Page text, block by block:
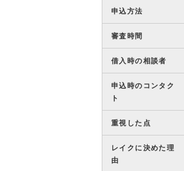
申込方法
審査時間
借入時の相談者
申込時のコンタク
ト
重視した点
レイクに決めた理
由